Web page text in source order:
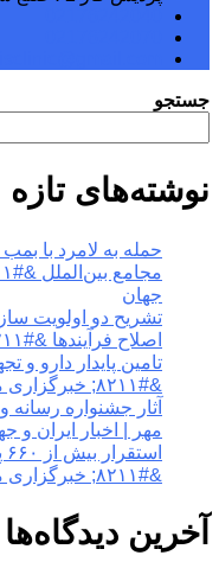
جستجو
نوشته‌های تازه
حمله به لامرد با
جهان
تشریح دو اولویت
اصلاح فرآیندها &#۸۲۱۱; خبرگزاری مهر | اخبار ایران و جهان
تامین پایدار دارو
&#۸۲۱۱; خبرگزاری مهر | اخبار ایران و جهان
مهر | اخبار ایران و
&#۸۲۱۱; خبرگزاری مهر | اخبار ایران و جهان
آخرین دیدگاه‌ها